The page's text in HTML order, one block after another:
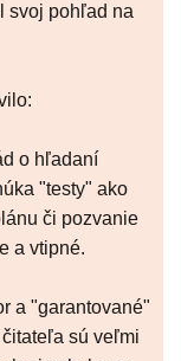
svoj pohľad na
o hľadaní
"testy" ako
či pozvanie
a vtipné.
a "garantované"
sú veľmi